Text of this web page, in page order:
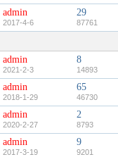
admin
2017-4-6
29
87761
admin
2021-2-3
8
14893
admin
2018-1-29
65
46730
admin
2020-2-27
2
8793
admin
2017-3-19
9
9201